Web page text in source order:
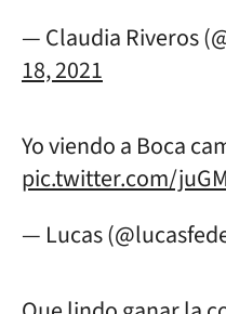
— Claudia Riveros
18, 2021
Yo viendo a Boca
pic.twitter.com/
— Lucas